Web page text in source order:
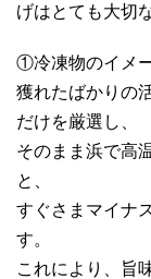
げはとても大切
①冷凍物のイメ
獲れたばかりの
だけを厳選し、
そのまま浜で高
と、
すぐさまマイナ
す。
これにより、旨